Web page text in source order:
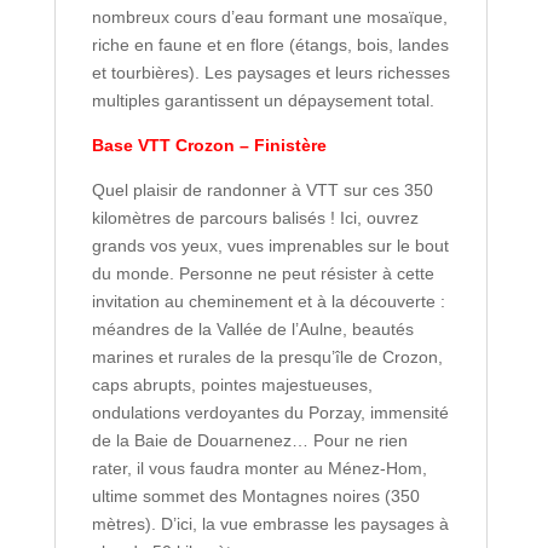
nombreux cours d’eau formant une mosaïque,
riche en faune et en flore (étangs, bois, landes
et tourbières). Les paysages et leurs richesses
multiples garantissent un dépaysement total.
Base VTT Crozon – Finistère
Quel plaisir de randonner à VTT sur ces 350
kilomètres de parcours balisés ! Ici, ouvrez
grands vos yeux, vues imprenables sur le bout
du monde. Personne ne peut résister à cette
invitation au cheminement et à la découverte :
méandres de la Vallée de l’Aulne, beautés
marines et rurales de la presqu’île de Crozon,
caps abrupts, pointes majestueuses,
ondulations verdoyantes du Porzay, immensité
de la Baie de Douarnenez… Pour ne rien
rater, il vous faudra monter au Ménez-Hom,
ultime sommet des Montagnes noires (350
mètres). D’ici, la vue embrasse les paysages à